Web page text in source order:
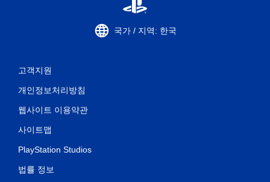
국가 / 지역: 한국
고객지원
개인정보처리방침
웹사이트 이용약관
사이트맵
PlayStation Studios
법률 정보